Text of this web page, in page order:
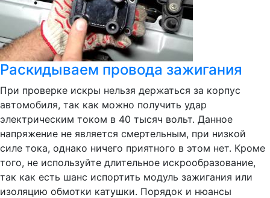
Раскидываем провода зажигания
При проверке искры нельзя держаться за корпус
автомобиля, так как можно получить удар
электрическим током в 40 тысяч вольт. Данное
напряжение не является смертельным, при низкой
силе тока, однако ничего приятного в этом нет. Кроме
того, не используйте длительное искрообразование,
так как есть шанс испортить модуль зажигания или
изоляцию обмотки катушки. Порядок и нюансы